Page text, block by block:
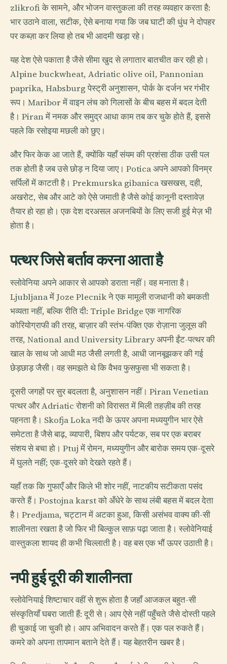
zlikrofi के सामने, और भोजन वास्तुकला की तरह व्यवहार करता है:
भार उठाने वाला, सटीक, ऐसे बनाया गया कि जब घाटी की धुंध ने दोपहर
पर कब्ज़ा कर लिया हो तब भी आदमी खड़ा रहे।
यह देश ऐसे पकाता है जैसे सीमा खुद से लगातार बातचीत कर रही हो।
Alpine buckwheat, Adriatic olive oil, Pannonian
paprika, Habsburg पेस्ट्री अनुशासन, पोर्क के दर्जन भर गंभीर
रूप। Maribor में वाइन लंच को गिलासों के बीच बहस में बदल देती
है। Piran में नमक और समुद्र आधा काम तब कर चुके होते हैं, इससे
पहले कि रसोइया मछली को छुए।
और फिर केक आ जाते हैं, क्योंकि यहाँ संयम की प्रशंसा ठीक उसी पल
तक होती है जब उसे छोड़ न दिया जाए। Potica अपने आपको विनम्र
सर्पिलों में काटती है। Prekmurska gibanica खसखस, दही,
अखरोट, सेब और आटे को ऐसे जमाती है जैसे कोई कानूनी दस्तावेज़
तैयार हो रहा हो। एक देश दरअसल अजनबियों के लिए सजी हुई मेज़ भी
होता है।
पत्थर जिसे बर्ताव करना आता है
स्लोवेनिया अपने आकार से आपको डराता नहीं। वह मनाता है।
Ljubljana में Joze Plecnik ने एक मामूली राजधानी को बमकती
भव्यता नहीं, बल्कि रीति दी: Triple Bridge एक नागरिक
कोरियोग्राफी की तरह, बाज़ार की स्तंभ-पंक्ति एक रोज़ाना जुलूस की
तरह, National and University Library अपनी ईंट-पत्थर की
खाल के साथ जो आधी मठ जैसी लगती है, आधी जानबूझकर की गई
छेड़छाड़ जैसी। वह समझते थे कि वैभव फुसफुसा भी सकता है।
दूसरी जगहों पर सुर बदलता है, अनुशासन नहीं। Piran Venetian
पत्थर और Adriatic रोशनी को विरासत में मिली तहज़ीब की तरह
पहनता है। Skofja Loka नदी के ऊपर अपना मध्ययुगीन भार ऐसे
समेटता है जैसे बाढ़, व्यापारी, बिशप और पर्यटक, सब पर एक बराबर
संशय से बचा हो। Ptuj में रोमन, मध्ययुगीन और बारोक समय एक-दूसरे
में घुलते नहीं; एक-दूसरे को देखते रहते हैं।
यहाँ तक कि गुफाएँ और किले भी शोर नहीं, नाटकीय सटीकता पसंद
करते हैं। Postojna karst को अँधेरे के साथ लंबी बहस में बदल देता
है। Predjama, चट्टान में अटका हुआ, किसी असंभव वाक्य की-सी
शालीनता रखता है जो फिर भी बिल्कुल साफ़ पढ़ा जाता है। स्लोवेनियाई
वास्तुकला शायद ही कभी चिल्लाती है। वह बस एक भौं ऊपर उठाती है।
नपी हुई दूरी की शालीनता
स्लोवेनियाई शिष्टाचार वहीं से शुरू होता है जहाँ आजकल बहुत-सी
संस्कृतियाँ घबरा जाती हैं: दूरी से। आप ऐसे नहीं पहुँचते जैसे दोस्ती पहले
ही चुकाई जा चुकी हो। आप अभिवादन करते हैं। एक पल रुकते हैं।
कमरे को अपना तापमान बताने देते हैं। यह बेहतरीन खबर है।